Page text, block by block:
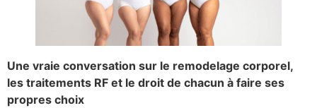
Une vraie conversation sur le remodelage corporel,
les traitements RF et le droit de chacun à faire ses
propres choix